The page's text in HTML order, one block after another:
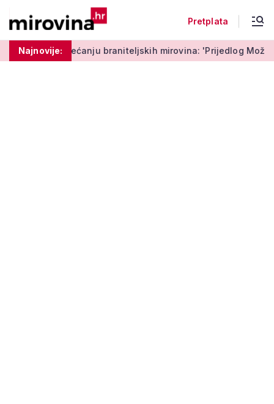
Pretplata
Najnovije:
o povećanju braniteljskih mirovina: 'Prijedlog Možemo!